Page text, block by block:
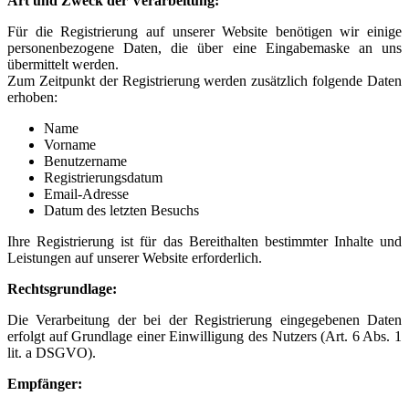
Für die Registrierung auf unserer Website benötigen wir einige
personenbezogene Daten, die über eine Eingabemaske an uns
übermittelt werden.
Zum Zeitpunkt der Registrierung werden zusätzlich folgende Daten
erhoben:
Name
Vorname
Benutzername
Registrierungsdatum
Email-Adresse
Datum des letzten Besuchs
Ihre Registrierung ist für das Bereithalten bestimmter Inhalte und
Leistungen auf unserer Website erforderlich.
Rechtsgrundlage:
Die Verarbeitung der bei der Registrierung eingegebenen Daten
erfolgt auf Grundlage einer Einwilligung des Nutzers (Art. 6 Abs. 1
lit. a DSGVO).
Empfänger: